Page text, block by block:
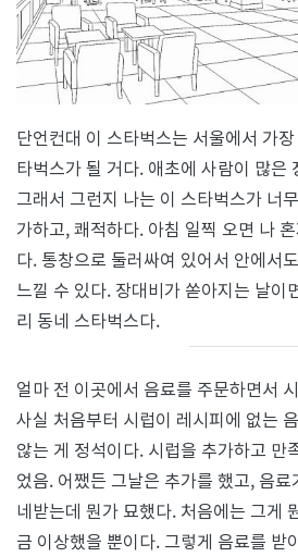
단언컨대 이 스타벅스는 서울에서 가
타벅스가 될 거다. 애초에 사람이 많은
그래서 그런지 나는 이 스타벅스가 너
가하고, 쾌적하다. 아침 일찍 오면 나
다. 통창으로 둘러싸여 있어서 안에서
느낄 수 있다. 장대비가 쏟아지는 날이
리 동네 스타벅스다.
얼마 전 이곳에서 음료를 주문하면서
사실 처음부터 시럽이 레시피에 없는
않는 게 정석이다. 시럽을 추가하고 만
었음. 어쨌든 그날은 추가를 했고, 음
네받는데 뭔가 묘했다. 처음에는 그게
금 이상했을 뿐이다. 그렇게 음료를 받